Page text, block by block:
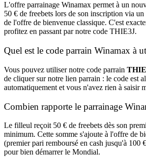
L'offre parrainage Winamax permet à un
50 € de freebets lors de son inscription via
de l'offre de bienvenue classique. C'est
profitez en passant par notre code THIE3J.
Quel est le code parrain Winamax à
Vous pouvez utiliser notre code parrain
de cliquer sur notre lien parrain : le code est
automatiquement et vous n'avez rien à saisir
Combien rapporte le parrainage
Le filleul reçoit 50 € de freebets dès son
minimum. Cette somme s'ajoute à l'offre de
(premier pari remboursé en cash jusqu'à 100
pour bien démarrer le Mondial.